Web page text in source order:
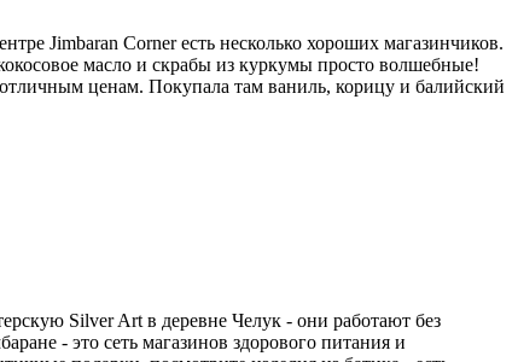
Jimbaran Corner есть несколько хороших магазинчиков.
масло и скрабы из куркумы просто волшебные!
ценам. Покупала там ваниль, корицу и балийский
Silver Art в деревне Челук - они работают без
- это сеть магазинов здорового питания и